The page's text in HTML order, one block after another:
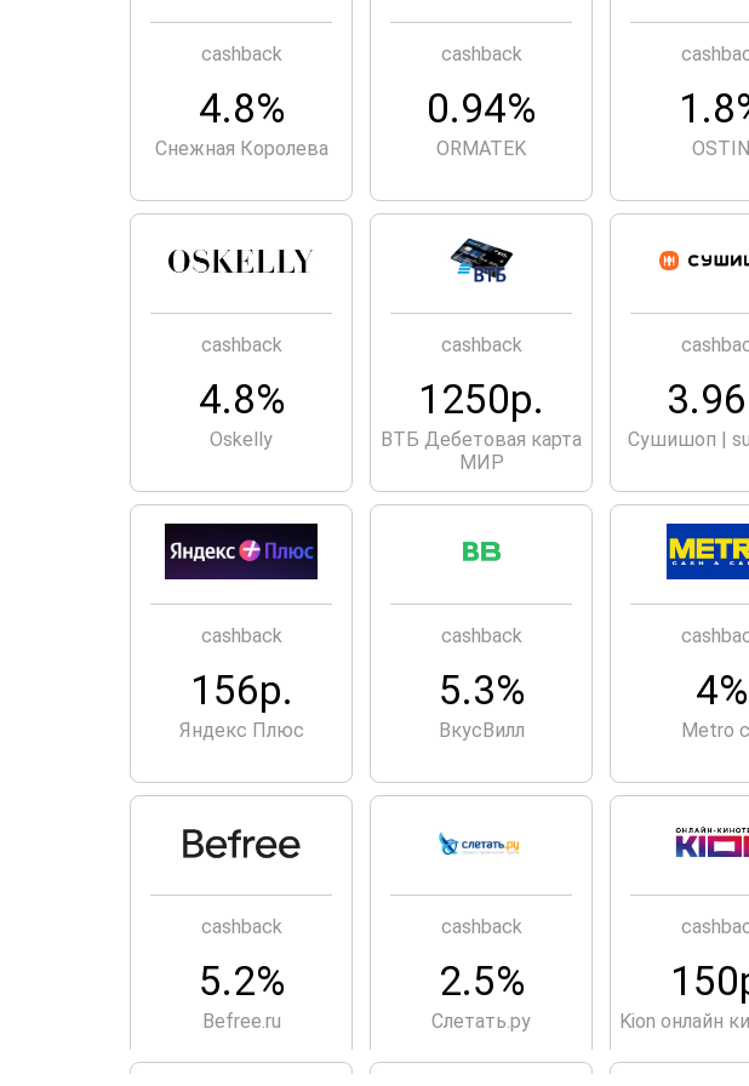
cashback
4.8%
Снежная Королева
cashback
0.94%
ORMATEK OSTIN
cashback
4.8%
Оskelly
cashback
1250р.
ВТБ Дебетовая карта
МИР
Сушишоп |
cashback
156р.
Яндекс Плюс
cashback
5.3%
ВкусВилл
4%
Metro
cashback
5.2%
Befree.ru
cashback
2.5%
Слетать.ру Kion онлайн